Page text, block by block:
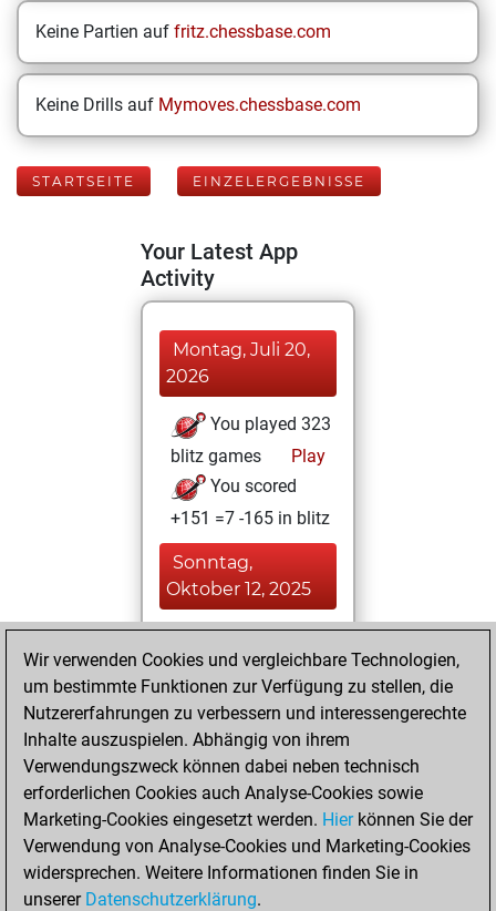
Keine Partien auf fritz.chessbase.com
Keine Drills auf Mymoves.chessbase.com
STARTSEITE EINZELERGEBNISSE
Your Latest App
Activity
Montag, Juli 20,
2026
You played 323
blitz games
Play
You scored
+151 =7 -165 in blitz
Sonntag,
Oktober 12, 2025
You played 34
slow games
Play
You scored +23
=0 -11 in slow games
Samstag,
Oktober 11, 2025
You played 43
bullet games
Play
Wir verwenden Cookies und vergleichbare Technologien,
um bestimmte Funktionen zur Verfügung zu stellen, die
Nutzererfahrungen zu verbessern und interessengerechte
Inhalte auszuspielen. Abhängig von ihrem
Verwendungszweck können dabei neben technisch
erforderlichen Cookies auch Analyse-Cookies sowie
Marketing-Cookies eingesetzt werden. Hierkönnen Sie der
Verwendung von Analyse-Cookies und Marketing-Cookies
widersprechen. Weitere Informationen finden Sie in
unserer Datenschutzerklärung.